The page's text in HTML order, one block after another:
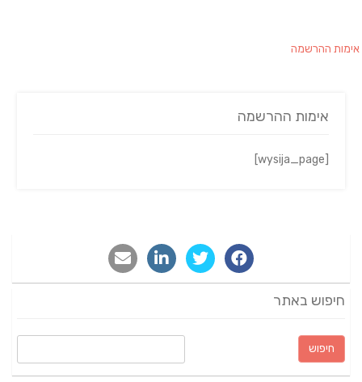
אימות ההרשמה
אימות ההרשמה
חיפוש באתר
חיפוש: